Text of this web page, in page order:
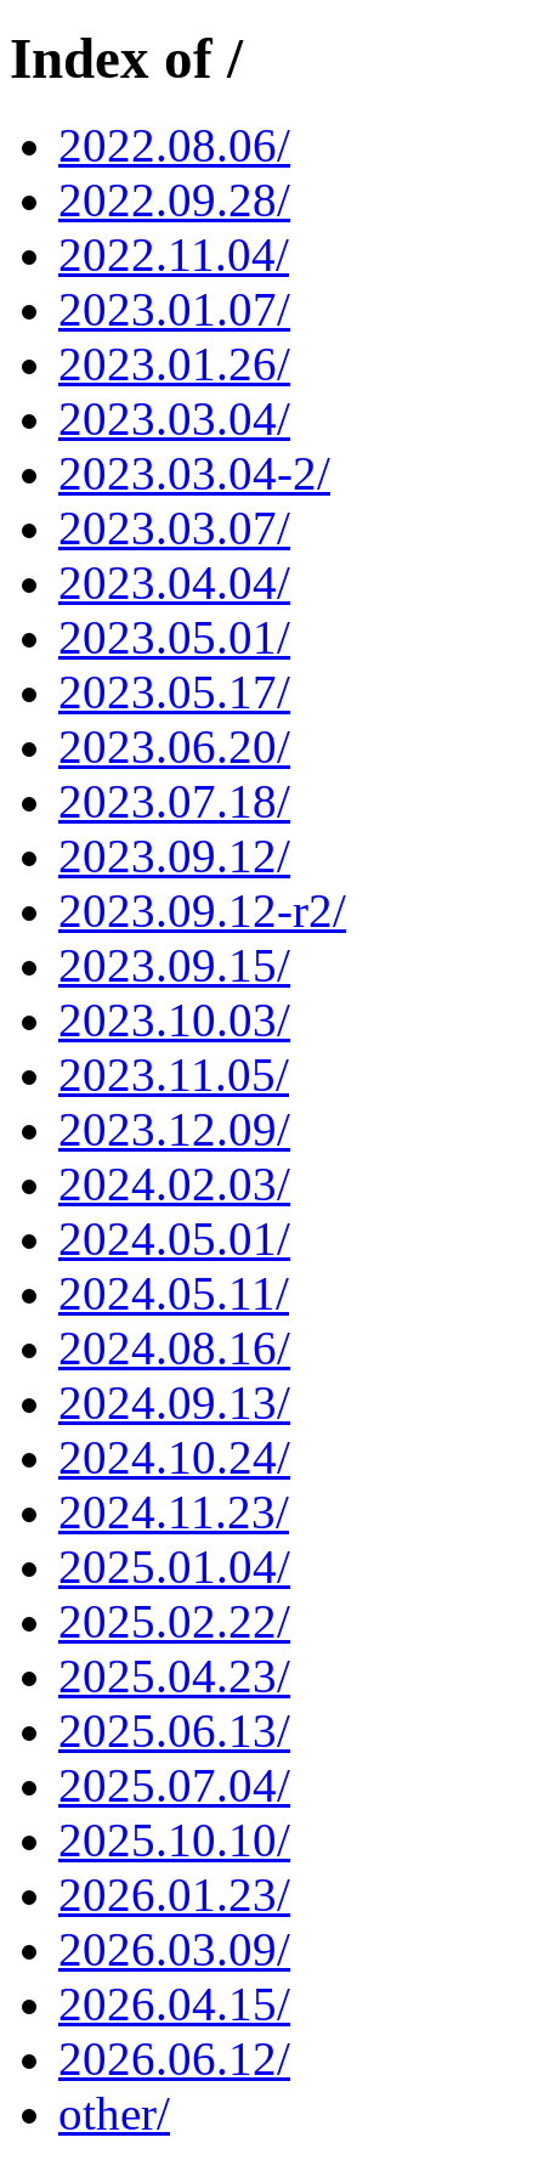
Index of /
2022.08.06/
2022.09.28/
2022.11.04/
2023.01.07/
2023.01.26/
2023.03.04/
2023.03.04-2/
2023.03.07/
2023.04.04/
2023.05.01/
2023.05.17/
2023.06.20/
2023.07.18/
2023.09.12/
2023.09.12-r2/
2023.09.15/
2023.10.03/
2023.11.05/
2023.12.09/
2024.02.03/
2024.05.01/
2024.05.11/
2024.08.16/
2024.09.13/
2024.10.24/
2024.11.23/
2025.01.04/
2025.02.22/
2025.04.23/
2025.06.13/
2025.07.04/
2025.10.10/
2026.01.23/
2026.03.09/
2026.04.15/
2026.06.12/
other/